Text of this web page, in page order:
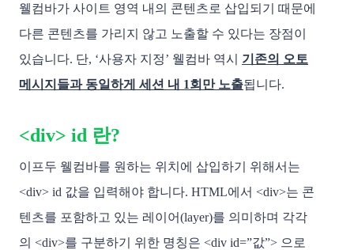
웰컴바가 사이트 영역 내의 콘텐츠로 삽입되기 때문에
다른 콘텐츠를 가리지 않고 노출할 수 있다는 장점이
있습니다. 단, ‘사용자 지정’ 웰컴바 역시 기존의 오토
메시지들과 동일하게 세션 내 1회만 노출됩니다.
<div> id 란?
이프두 웰컴바를 원하는 위치에 삽입하기 위해서는
<div> id 값을 입력해야 합니다. HTML에서 <div>는 콘
텐츠를 포함하고 있는 레이어(layer)를 의미하며 각각
의 <div>를 구분하기 위한 명칭은 <div id=”값”> 으로